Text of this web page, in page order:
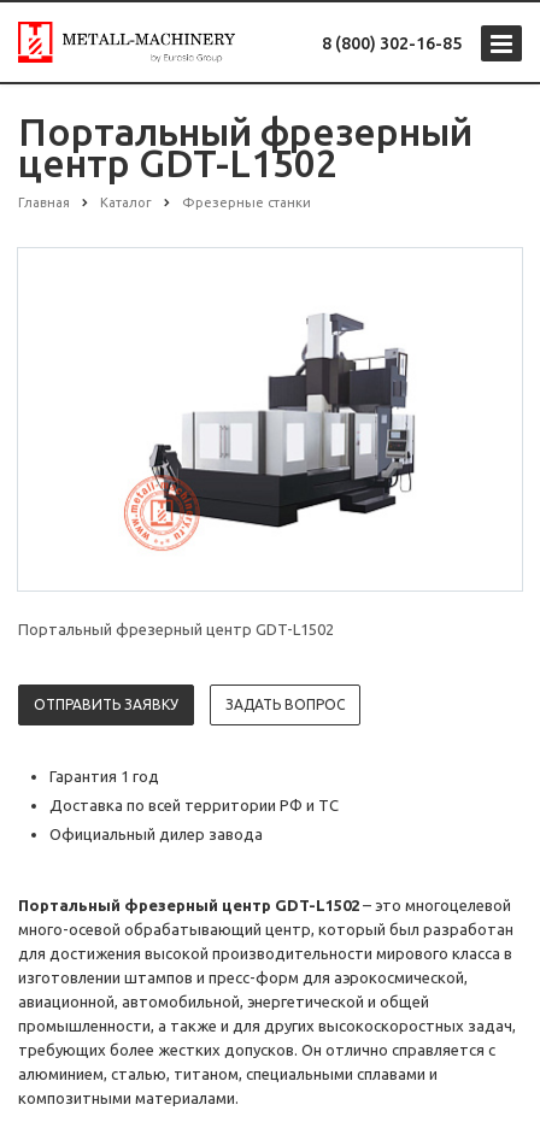
8 (800) 302-16-85
Портальный фрезерный
центр GDT-L1502
Главная Каталог Фрезерные станки
Портальный фрезерный центр GDT-L1502
ОТПРАВИТЬ ЗАЯВКУ ЗАДАТЬ ВОПРОС
Гарантия 1 год
Доставка по всей территории РФ и ТС
Официальный дилер завода
Портальный фрезерный центр GDT-L1502 – это многоцелевой
много-осевой обрабатывающий центр, который был разработан
для достижения высокой производительности мирового класса в
изготовлении штампов и пресс-форм для аэрокосмической,
авиационной, автомобильной, энергетической и общей
промышленности, а также и для других высокоскоростных задач,
требующих более жестких допусков. Он отлично справляется с
алюминием, сталью, титаном, специальными сплавами и
композитными материалами.